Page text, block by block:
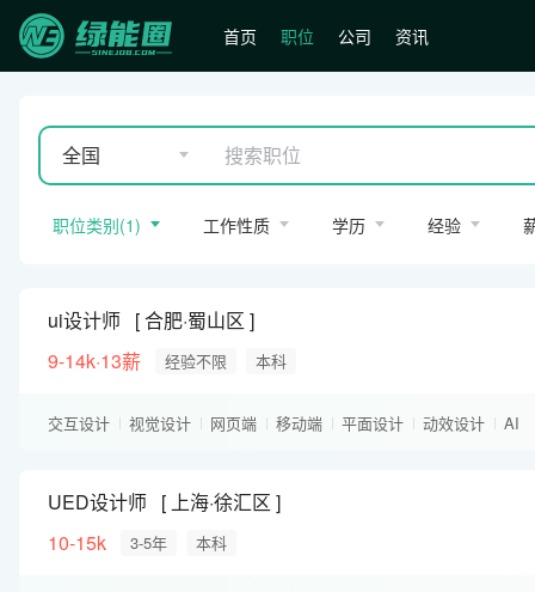
首页 职位 公司 资讯
全国
职位类别(1) 工作性质 学历 经验
ui设计师
合肥·蜀山区
9-14k·13薪
经验不限 本科
交互设计 视觉设计 网页端 移动端 平面设计 动效设计
AI
UED设计师
上海·徐汇区
10-15k
3-5年 本科